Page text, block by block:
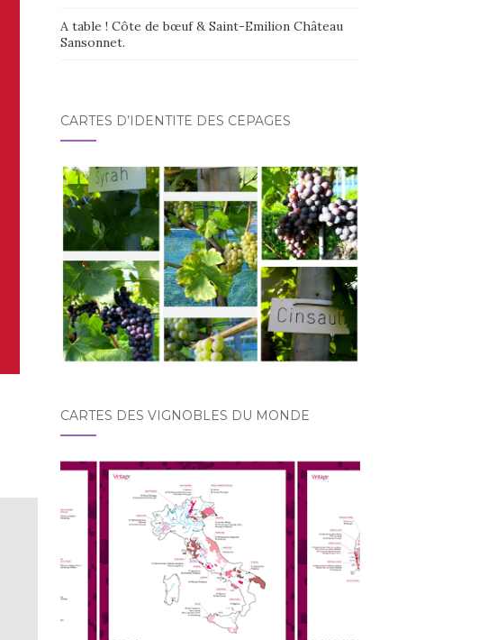
A table ! Côte de bœuf & Saint-Emilion Château
Sansonnet.
CARTES D’IDENTITÉ DES CÉPAGES
CARTES DES VIGNOBLES DU MONDE